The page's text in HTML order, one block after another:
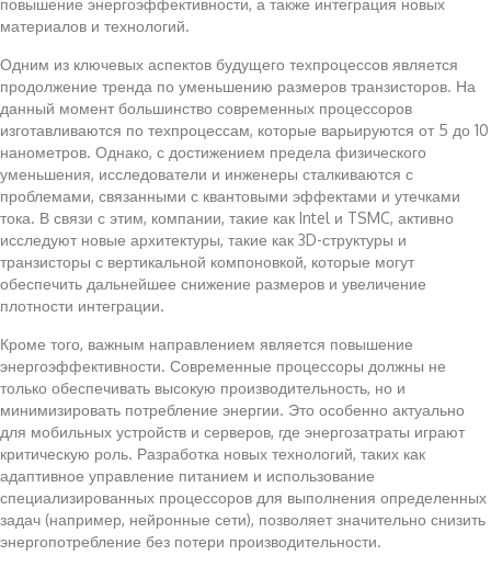
повышение энергоэффективности, а также интеграция новых
материалов и технологий.
Одним из ключевых аспектов будущего техпроцессов является
продолжение тренда по уменьшению размеров транзисторов. На
данный момент большинство современных процессоров
изготавливаются по техпроцессам, которые варьируются от 5 до 10
нанометров. Однако, с достижением предела физического
уменьшения, исследователи и инженеры сталкиваются с
проблемами, связанными с квантовыми эффектами и утечками
тока. В связи с этим, компании, такие как Intel и TSMC, активно
исследуют новые архитектуры, такие как 3D-структуры и
транзисторы с вертикальной компоновкой, которые могут
обеспечить дальнейшее снижение размеров и увеличение
плотности интеграции.
Кроме того, важным направлением является повышение
энергоэффективности. Современные процессоры должны не
только обеспечивать высокую производительность, но и
минимизировать потребление энергии. Это особенно актуально
для мобильных устройств и серверов, где энергозатраты играют
критическую роль. Разработка новых технологий, таких как
адаптивное управление питанием и использование
специализированных процессоров для выполнения определенных
задач (например, нейронные сети), позволяет значительно снизить
энергопотребление без потери производительности.